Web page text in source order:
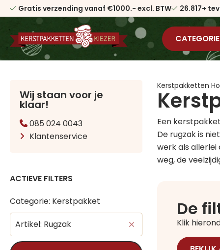
Gratis verzending vanaf €1000.- excl. BTW 26.817+
Wij staan voor je
klaar!
085 024 0043
Klantenservice
ACTIEVE FILTERS
Categorie: Kerstpakket
Artikel: Rugzak
Kerstpakketten
Een
De rugzak is
werk als allerlei
weg, de
De
Klik